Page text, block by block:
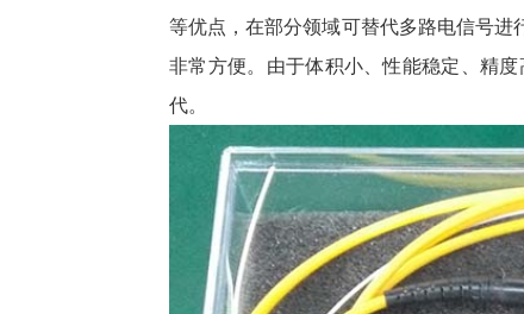
等优点，在部分领域可替代多路电信号进
非常方便。由于体积小、性能稳定、精度
代。